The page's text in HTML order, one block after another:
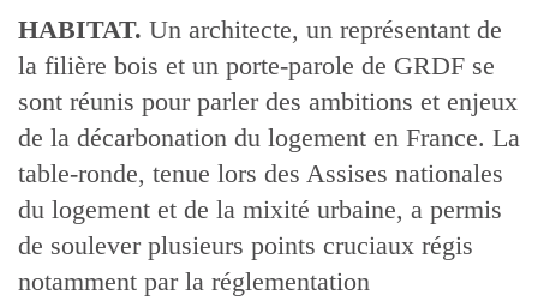
HABITAT. Un architecte, un représentant de
la filière bois et un porte-parole de GRDF se
sont réunis pour parler des ambitions et enjeux
de la décarbonation du logement en France. La
table-ronde, tenue lors des Assises nationales
du logement et de la mixité urbaine, a permis
de soulever plusieurs points cruciaux régis
notamment par la réglementation